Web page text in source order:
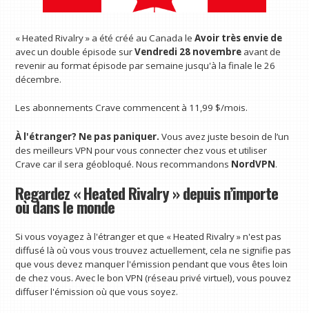
« Heated Rivalry » a été créé au Canada leAvoir très envie de
avec un double épisode surVendredi 28 novembre avant de
revenir au format épisode par semaine jusqu'à la finale le 26
décembre.
Les abonnements Crave commencent à 11,99 $/mois.
À l'étranger? Ne pas paniquer. Vous avez juste besoin de l’un
des meilleurs VPN pour vous connecter chez vous et utiliser
Crave car il sera géobloqué. Nous recommandons NordVPN.
Regardez « Heated Rivalry » depuis n’importe
où dans le monde
Si vous voyagez à l'étranger et que « Heated Rivalry » n'est pas
diffusé là où vous vous trouvez actuellement, cela ne signifie pas
que vous devez manquer l'émission pendant que vous êtes loin
de chez vous. Avec le bon VPN (réseau privé virtuel), vous pouvez
diffuser l'émission où que vous soyez.